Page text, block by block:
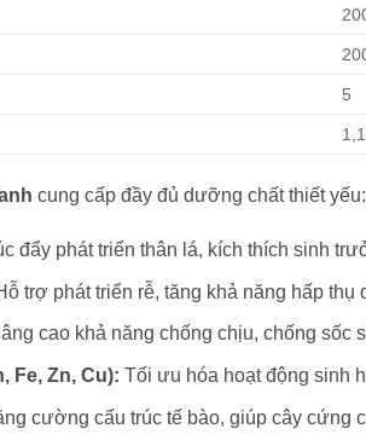
5
cung cấp đầy đủ dưỡng chất thiết yếu:
đẩy phát triển thân lá, kích thích sinh
trợ phát triển rễ, tăng khả năng hấp thụ
cao khả năng chống chịu, chống sốc
Fe, Zn, Cu): Tối ưu hóa hoạt động sinh
cường cấu trúc tế bào, giúp cây cứng